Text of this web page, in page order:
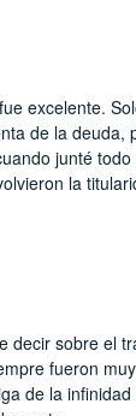
excelente.
de la deuda,
junté
la
decir sobre el
fueron
de la